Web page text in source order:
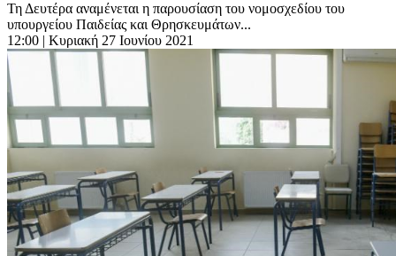
Τη Δευτέρα αναμένεται η παρουσίαση του νομοσχεδίου του
υπουργείου Παιδείας και Θρησκευμάτων...
12:00 | Κυριακή 27 Ιουνίου 2021